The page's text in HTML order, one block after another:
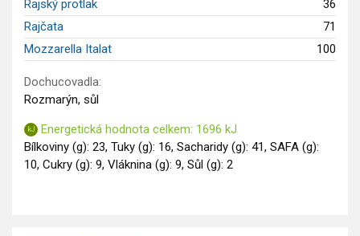
Rajský protlak
36
Rajčata
71
Mozzarella Italat
100
Dochucovadla:
Rozmarýn, sůl
Energetická hodnota celkem: 1696 kJ
Bílkoviny (g): 23, Tuky (g): 16, Sacharidy (g): 41, SAFA (g):
10, Cukry (g): 9, Vláknina (g): 9, Sůl (g): 2